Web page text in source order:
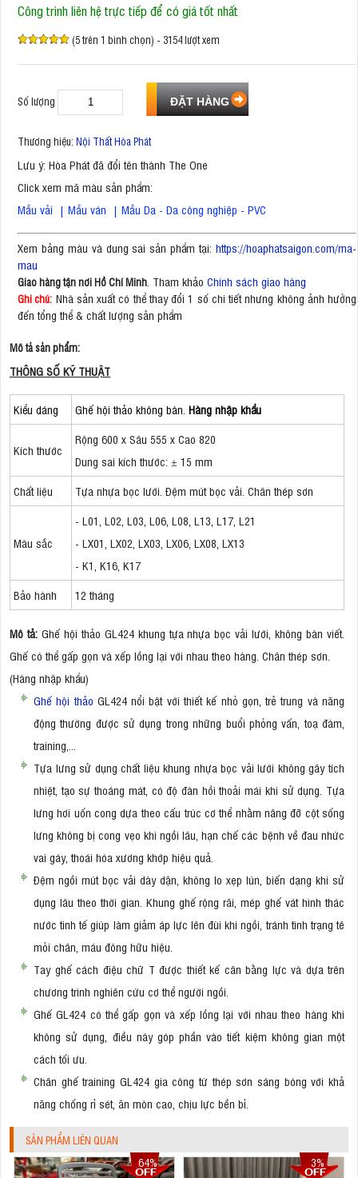
Công trình liên hệ trực tiếp để có giá tốt nhất
(5 trên 1 bình chọn) - 3154 lượt xem
Số lượng
Thương hiệu: Nội Thất Hòa Phát
Lưu ý: Hòa Phát đã đổi tên thành The One
Click xem mã màu sản phẩm:
Mẫu vải | Mẫu ván | Mẫu Da - Da công nghiệp - PVC
Xem bảng màu và dung sai sản phẩm tại: https://hoaphatsaigon.com/ma-
mau
Giao hàng tận nơi Hồ Chí Minh . Tham khảo Chính sách giao hàng
Ghi chú: Nhà sản xuất có thể thay đổi 1 số chi tiết nhưng không ảnh hưởng
đến tổng thể & chất lượng sản phẩm
Mô tả sản phẩm:
THÔNG SỐ KỸ THUẬT
Kiểu dáng Ghế hội thảo không bàn. Hàng nhập khẩu
Kích thước
Rộng 600 x Sâu 555 x Cao 820
Dung sai kích thước: ± 15 mm
Chất liệu
Tựa nhựa bọc lưới. Đệm mút bọc vải. Chân thép sơn
Màu sắc
- L01, L02, L03, L06, L08, L13, L17, L21
- LX01, LX02, LX03, LX06, LX08, LX13
- K1, K16, K17
Bảo hành
12 tháng
Mô tả:Ghế hội thảo GL424 khung tựa nhựa bọc vải lưới, không bàn viết.
Ghế có thể gấp gọn và xếp lồng lại với nhau theo hàng. Chân thép sơn.
(Hàng nhập khẩu)
Ghế hội thảo GL424 nổi bật với thiết kế nhỏ gọn, trẻ trung và năng
động thường được sử dụng trong những buổi phỏng vấn, toạ đàm,
training,...
Tựa lưng sử dụng chất liệu khung nhựa bọc vải lưới không gây tích
nhiệt, tạo sự thoáng mát, có độ đàn hồi thoải mái khi sử dụng. Tựa
lưng hơi uốn cong dựa theo cấu trúc cơ thể nhằm nâng đỡ cột sống
lưng không bị cong vẹo khi ngồi lâu, hạn chế các bệnh về đau nhức
vai gáy, thoái hóa xương khớp hiệu quả.
Đệm ngồi mút bọc vải dày dặn, không lo xẹp lún, biến dạng khi sử
dụng lâu theo thời gian. Khung ghế rộng rãi, mép ghế vát hình thác
nước tinh tế giúp làm giảm áp lực lên đùi khi ngồi, tránh tình trạng tê
mỏi chân, máu đông hữu hiệu.
Tay ghế cách điệu chữ T được thiết kế cân bằng lực và dựa trên
chương trình nghiên cứu cơ thể người ngồi.
Ghế GL424 có thể gấp gọn và xếp lồng lại với nhau theo hàng khi
không sử dụng, điều này góp phần vào tiết kiệm không gian một
cách tối ưu.
Chân ghế training GL424 gia công từ thép sơn sáng bóng với khả
năng chống rỉ sét, ăn mòn cao, chịu lực bền bỉ.
SẢN PHẨM LIÊN QUAN
64% 3%